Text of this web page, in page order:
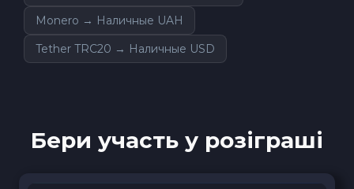
Monero → Наличные UAH
Tether TRC20 → Наличные USD
Бери участь у розіграші